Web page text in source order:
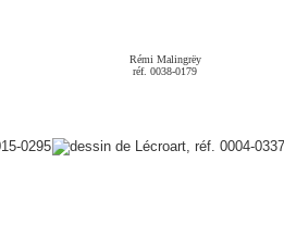
Rémi Malingrëy
réf. 0038-0179